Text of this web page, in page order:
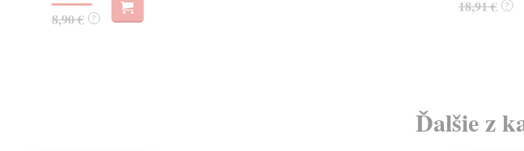
8,90 € ?
18,91 € ?
Ďalšie z